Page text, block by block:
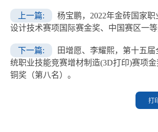
上一篇:
杨宝鹏，2022年金砖国家
设计技术赛项国际赛金奖、中国赛区一等
下一篇:
田增愿、李耀熙，第十五
统职业技能竞赛增材制造(3D打印)赛项
铜奖（第八名）。